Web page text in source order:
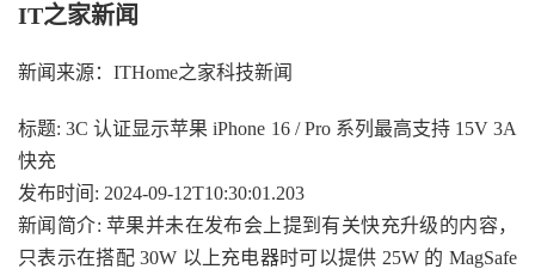
IT之家新闻
新闻来源：ITHome之家科技新闻
标题: 3C 认证显示苹果 iPhone 16 / Pro 系列最高支持 15V 3A
快充
发布时间: 2024-09-12T10:30:01.203
新闻简介: 苹果并未在发布会上提到有关快充升级的内容，
只表示在搭配 30W 以上充电器时可以提供 25W 的 MagSafe